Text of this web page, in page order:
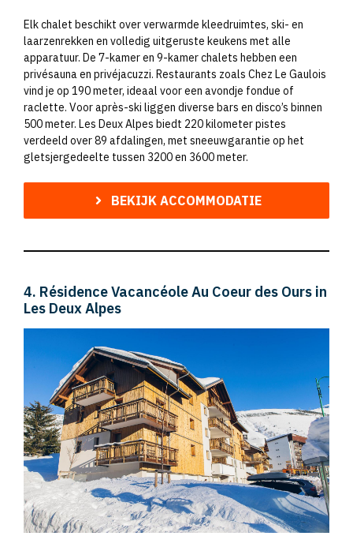
Elk chalet beschikt over verwarmde kleedruimtes, ski- en
laarzenrekken en volledig uitgeruste keukens met alle
apparatuur. De 7-kamer en 9-kamer chalets hebben een
privésauna en privéjacuzzi. Restaurants zoals Chez Le Gaulois
vind je op 190 meter, ideaal voor een avondje fondue of
raclette. Voor après-ski liggen diverse bars en disco’s binnen
500 meter. Les Deux Alpes biedt 220 kilometer pistes
verdeeld over 89 afdalingen, met sneeuwgarantie op het
gletsjergedeelte tussen 3200 en 3600 meter.
BEKIJK ACCOMMODATIE
4. Résidence Vacancéole Au Coeur des Ours in
Les Deux Alpes